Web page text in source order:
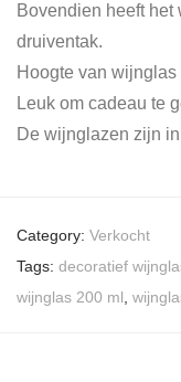
Bovendien heeft
druiventak.
Hoogte van
Leuk om cadeau te
De wijnglazen zijn
Category: Verkocht
Tags: decoratief
wijnglas 200 ml